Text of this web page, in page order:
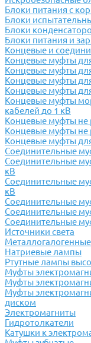
Блоки питания с
Блоки
Блоки
Блоки питания и
Концевые и
Концевые муфты
Концевые муфты
Концевые муфты
Концевые муфты
Концевые муфты
кабелей до 1 кВ
Концевые муфты не
Концевые муфты не
Концевые муфты
Соединительные
Соединительные
кВ
Соединительные
кВ
Соединительные
Соединительные
Соединительные
Источники света
Натриевые лампы
Ртутные лампы
Муфты
Муфты
Муфты
диском
Электромагниты
Гидротолкатели
Катушки к